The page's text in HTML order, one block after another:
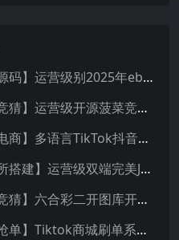
【抢单源码】运营级别2025年ebay易贝多语言抢单刷单系统/叠加组/打针/独立代理后台/订单自动匹配系统
【菠菜竞猜】运营级开源菠菜竞猜游戏/番摊玩法/无授权完整数据/带控制/机器人/预设开奖
【跨境电商】多语言TikTok抖音免登陆内嵌商城|商家入驻一键铺货
【交易所搭建】运营级双端完美JAVA多语言交易所源码/区块链交易所/秒合约交易/币币交易/U本位合约/Ai智能控盘
【菠菜竞猜】六合彩二开图库开奖系统/开奖图库/澳门香港六合彩开奖网
【刷单抢单】Tiktok商城刷单系统+叠加组打针+带五级分销